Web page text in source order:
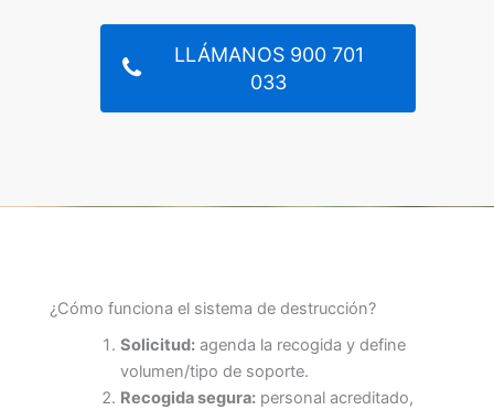
LLÁMANOS 900 701
033
¿Cómo funciona el sistema de destrucción?
Solicitud:agenda la recogida y define
volumen/tipo de soporte.
Recogida segura:personal acreditado,